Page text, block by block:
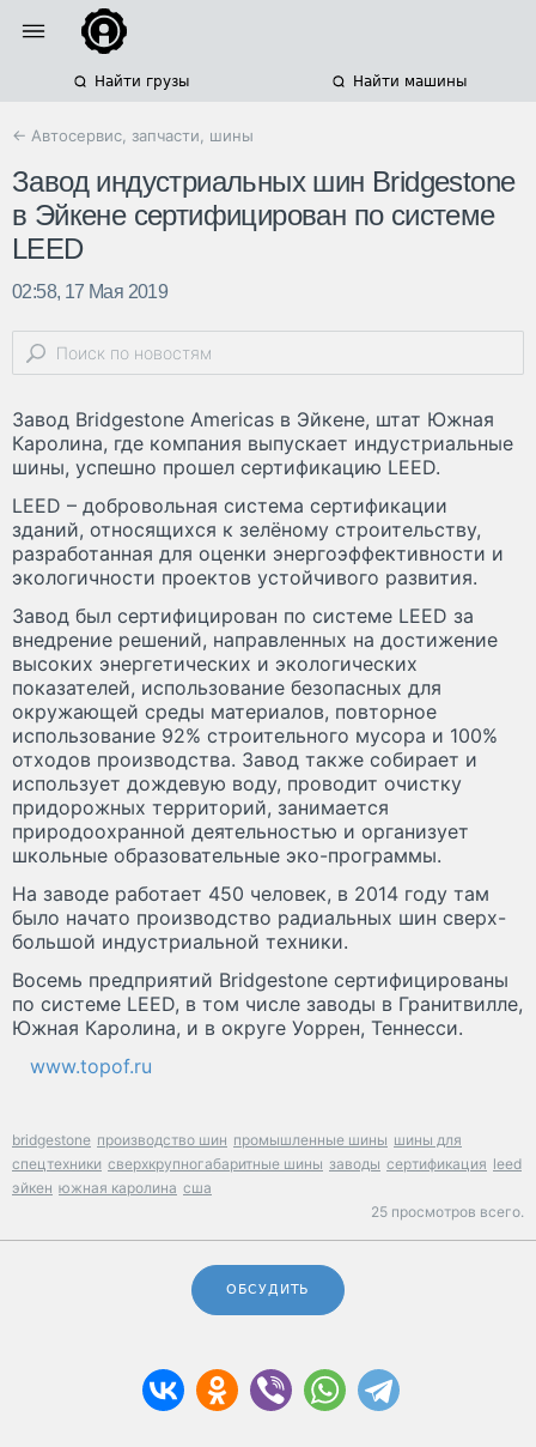
Найти грузы Найти машины
← Автосервис, запчасти, шины
Завод индустриальных шин Bridgestone
в Эйкене сертифицирован по системе
LEED
02:58, 17 Мая 2019
Завод Bridgestone Americas в Эйкене, штат Южная
Каролина, где компания выпускает индустриальные
шины, успешно прошел сертификацию LEED.
LEED – добровольная система сертификации
зданий, относящихся к зелёному строительству,
разработанная для оценки энергоэффективности и
экологичности проектов устойчивого развития.
Завод был сертифицирован по системе LEED за
внедрение решений, направленных на достижение
высоких энергетических и экологических
показателей, использование безопасных для
окружающей среды материалов, повторное
использование 92% строительного мусора и 100%
отходов производства. Завод также собирает и
использует дождевую воду, проводит очистку
придорожных территорий, занимается
природоохранной деятельностью и организует
школьные образовательные эко-программы.
На заводе работает 450 человек, в 2014 году там
было начато производство радиальных шин сверх-
большой индустриальной техники.
Восемь предприятий Bridgestone сертифицированы
по системе LEED, в том числе заводы в Гранитвилле,
Южная Каролина, и в округе Уоррен, Теннесси.
www.topof.ru
bridgestone производство шин промышленные шины шины для
спецтехники сверхкрупногабаритные шины заводы сертификация leed
эйкен южная каролина сша
25 просмотров всего.
ОБСУДИТЬ